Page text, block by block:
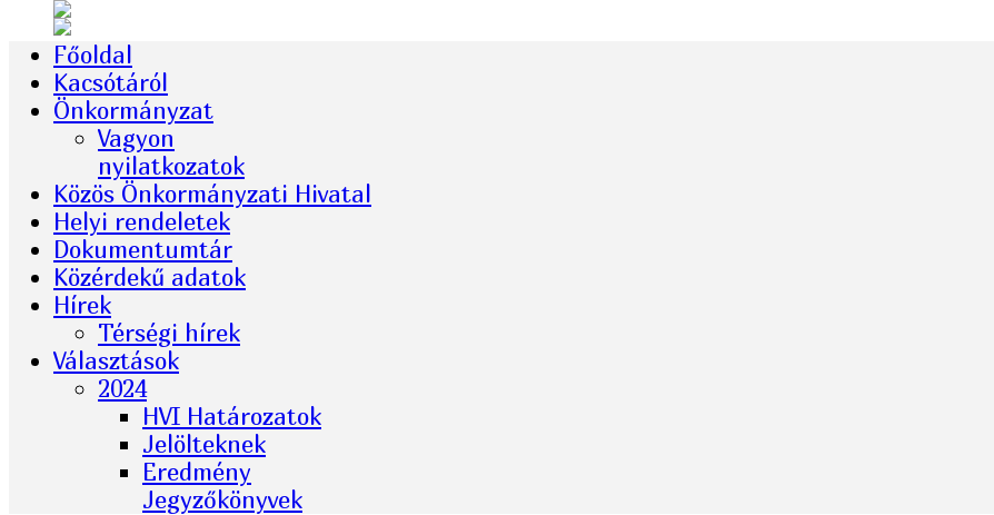
Főoldal
Kacsótáról
Önkormányzat
Vagyon
nyilatkozatok
Közös Önkormányzati Hivatal
Helyi rendeletek
Dokumentumtár
Közérdekű adatok
Hírek
Térségi hírek
Választások
2024
HVI Határozatok
Jelölteknek
Eredmény
Jegyzőkönyvek